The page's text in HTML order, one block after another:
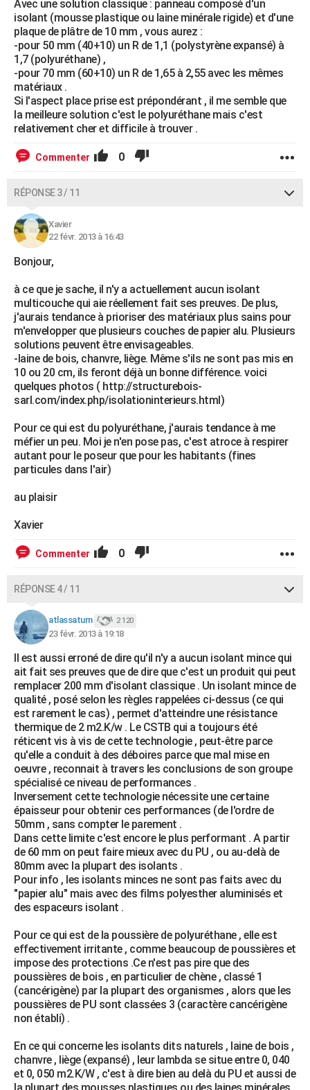
Avec une solution classique : panneau composé d'un
isolant (mousse plastique ou laine minérale rigide) et d'une
plaque de plâtre de 10 mm , vous aurez :
-pour 50 mm (40+10) un R de 1,1 (polystyrène expansé) à
1,7 (polyuréthane) ,
-pour 70 mm (60+10) un R de 1,65 à 2,55 avec les mêmes
matériaux .
Si l'aspect place prise est prépondérant , il me semble que
la meilleure solution c'est le polyuréthane mais c'est
relativement cher et difficile à trouver .
Commenter 0
RÉPONSE 3 / 11
Xavier
22 févr. 2013 à 16:43
Bonjour,
à ce que je sache, il n'y a actuellement aucun isolant
multicouche qui aie réellement fait ses preuves. De plus,
j'aurais tendance à prioriser des matériaux plus sains pour
m'envelopper que plusieurs couches de papier alu. Plusieurs
solutions peuvent être envisageables.
-laine de bois, chanvre, liège. Même s'ils ne sont pas mis en
10 ou 20 cm, ils feront déjà un bonne différence. voici
quelques photos ( http://structurebois-
sarl.com/index.php/isolationinterieurs.html)
Pour ce qui est du polyuréthane, j'aurais tendance à me
méfier un peu. Moi je n'en pose pas, c'est atroce à respirer
autant pour le poseur que pour les habitants (fines
particules dans l'air)
au plaisir
Xavier
Commenter 0
RÉPONSE 4 / 11
atlassaturn 2 120
23 févr. 2013 à 19:18
Il est aussi erroné de dire qu'il n'y a aucun isolant mince qui
ait fait ses preuves que de dire que c'est un produit qui peut
remplacer 200 mm d'isolant classique . Un isolant mince de
qualité , posé selon les règles rappelées ci-dessus (ce qui
est rarement le cas) , permet d'atteindre une résistance
thermique de 2 m2.K/w . Le CSTB qui a toujours été
réticent vis à vis de cette technologie , peut-être parce
qu'elle a conduit à des déboires parce que mal mise en
oeuvre , reconnait à travers les conclusions de son groupe
spécialisé ce niveau de performances .
Inversement cette technologie nécessite une certaine
épaisseur pour obtenir ces performances (de l'ordre de
50mm , sans compter le parement .
Dans cette limite c'est encore le plus performant . A partir
de 60 mm on peut faire mieux avec du PU , ou au-delà de
80mm avec la plupart des isolants .
Pour info , les isolants minces ne sont pas faits avec du
"papier alu" mais avec des films polyesther aluminisés et
des espaceurs isolant .
Pour ce qui est de la poussière de polyuréthane , elle est
effectivement irritante , comme beaucoup de poussières et
impose des protections .Ce n'est pas pire que des
poussières de bois , en particulier de chène , classé 1
(cancérigène) par la plupart des organismes , alors que les
poussières de PU sont classées 3 (caractère cancérigène
non établi) .
En ce qui concerne les isolants dits naturels , laine de bois ,
chanvre , liège (expansé) , leur lambda se situe entre 0, 040
et 0, 050 m2.K/W , c'est à dire bien au delà du PU et aussi de